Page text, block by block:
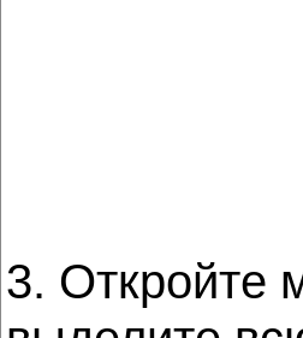
3. Откройте